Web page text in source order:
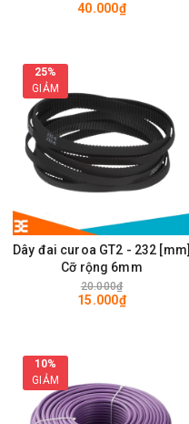
28 x 28mm
40.000₫
25%
GIẢM
Dây đai curoa GT2 - 232 [mm]
Cỡ rộng 6mm
20.000₫
15.000₫
10%
GIẢM